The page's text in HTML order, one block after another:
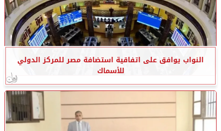
النواب يوافق على اتفاقية استضافة مصر للمركز الدولي
للأسماك